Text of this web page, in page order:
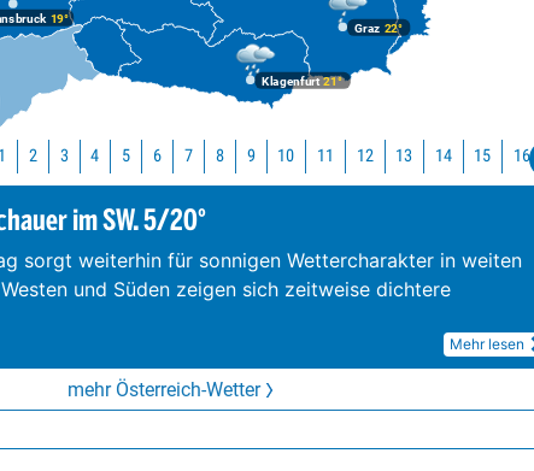
Graz 22°
19°
Klagenfurt21°
1 2 3 4 5 6 7 8 9 10 11 12 13 14 15 16
im SW. 5/20°
sorgt weiterhin für sonnigen Wettercharakter in weiten
und Süden zeigen sich zeitweise dichtere
Mehr lesen
mehr Österreich-Wetter